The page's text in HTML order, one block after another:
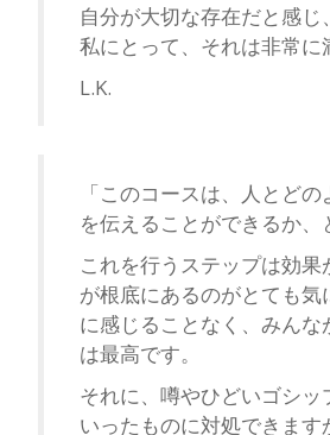
自分が大切な存在だと感じ
私にとって、それは非常に
L.K.
「このコースは、人とど
を伝えることができるか、
これを行うステップは効
が根底にあるのがとても
に感じることなく、みん
は最高です。
それに、噂やひどいゴシ
いったものに対処できま